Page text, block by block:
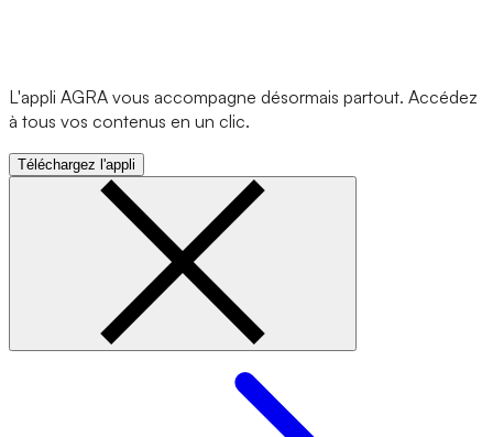
L'appli AGRA vous accompagne désormais partout. Accédez
à tous vos contenus en un clic.
Téléchargez l'appli